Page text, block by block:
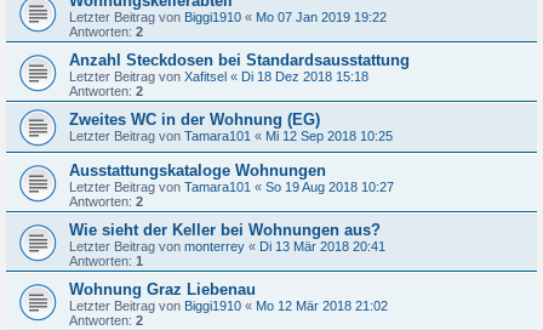
Letzter Beitrag von Biggi1910 « Mo 07 Jan 2019 19:22
Antworten: 2
Anzahl Steckdosen bei Standardsausstattung
Letzter Beitrag von Xafitsel « Di 18 Dez 2018 15:18
Antworten: 2
Zweites WC in der Wohnung (EG)
Letzter Beitrag von Tamara101 « Mi 12 Sep 2018 10:25
Ausstattungskataloge Wohnungen
Letzter Beitrag von Tamara101 « So 19 Aug 2018 10:27
Antworten: 2
Wie sieht der Keller bei Wohnungen aus?
Letzter Beitrag von monterrey « Di 13 Mär 2018 20:41
Antworten: 1
Wohnung Graz Liebenau
Letzter Beitrag von Biggi1910 « Mo 12 Mär 2018 21:02
Antworten: 2